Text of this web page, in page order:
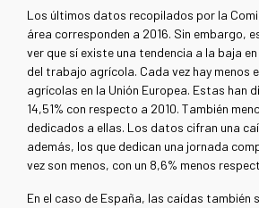
Los últimos datos recopilados por la
área corresponden a 2016. Sin embargo,
ver que sí existe una tendencia a la baja
del trabajo agrícola. Cada vez hay menos
agrícolas en la Unión Europea. Estas han
14,51% con respecto a 2010. También
dedicados a ellas. Los datos cifran una
además, los que dedican una jornada
vez son menos, con un 8,6% menos
En el caso de España, las caídas también